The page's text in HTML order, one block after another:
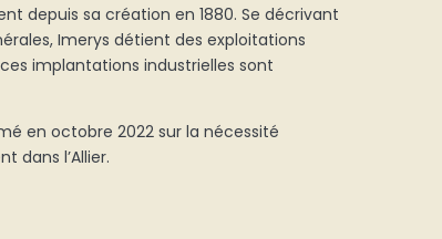
depuis sa création en 1880.Se décrivant
Imerys détient des exploitations
implantations industrielles sont
en octobre 2022 sur la nécessité
dans l’Allier.